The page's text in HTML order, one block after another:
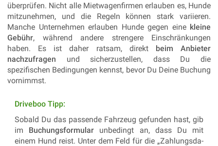
überprüfen. Nicht alle Mietwagenfirmen erlauben es, Hunde
mitzunehmen, und die Regeln können stark variieren.
Manche Unternehmen erlauben Hunde gegen eine kleine
Gebühr, während andere strengere Einschränkungen
haben. Es ist daher ratsam, direkt beim Anbieter
nachzufragen und sicherzustellen, dass Du die
spezifischen Bedingungen kennst, bevor Du Deine Buchung
vornimmst.
Drive­boo Tipp:
So­bald Du das pas­sen­de Fahr­zeug ge­fun­den hast, gib
im Bu­chungs­for­mu­lar un­be­dingt an, dass Du mit
einem Hund reist. Unter dem Feld für die „Zah­lungs­da­